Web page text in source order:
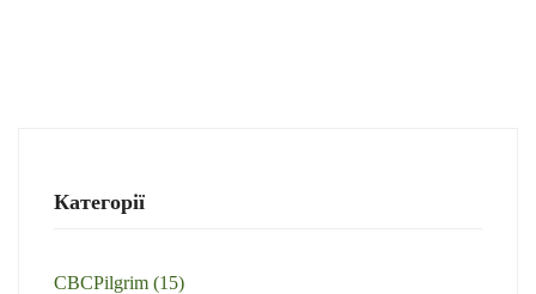
Категорії
CBCPilgrim (15)